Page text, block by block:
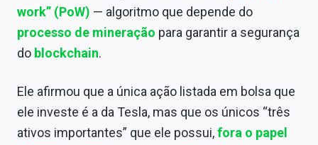
Contato
work” (PoW) — algoritmo que depende do
processo de mineração para garantir a segurança
do blockchain.
Ele afirmou que a única ação listada em bolsa que
ele investe é a da Tesla, mas que os únicos “três
ativos importantes” que ele possui,fora o papel